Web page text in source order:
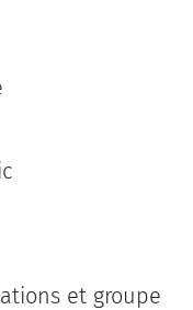
et groupe